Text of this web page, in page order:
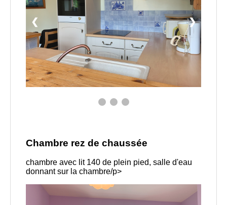
❮ ❯
Chambre rez de chaussée
chambre avec lit 140 de plein pied, salle d'eau
donnant sur la chambre/p>